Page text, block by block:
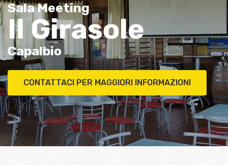
Sala Meeting
Il Girasole
Capalbio
CONTATTACI PER MAGGIORI INFORMAZIONI